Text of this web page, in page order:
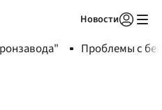
Новости
Проблемы с